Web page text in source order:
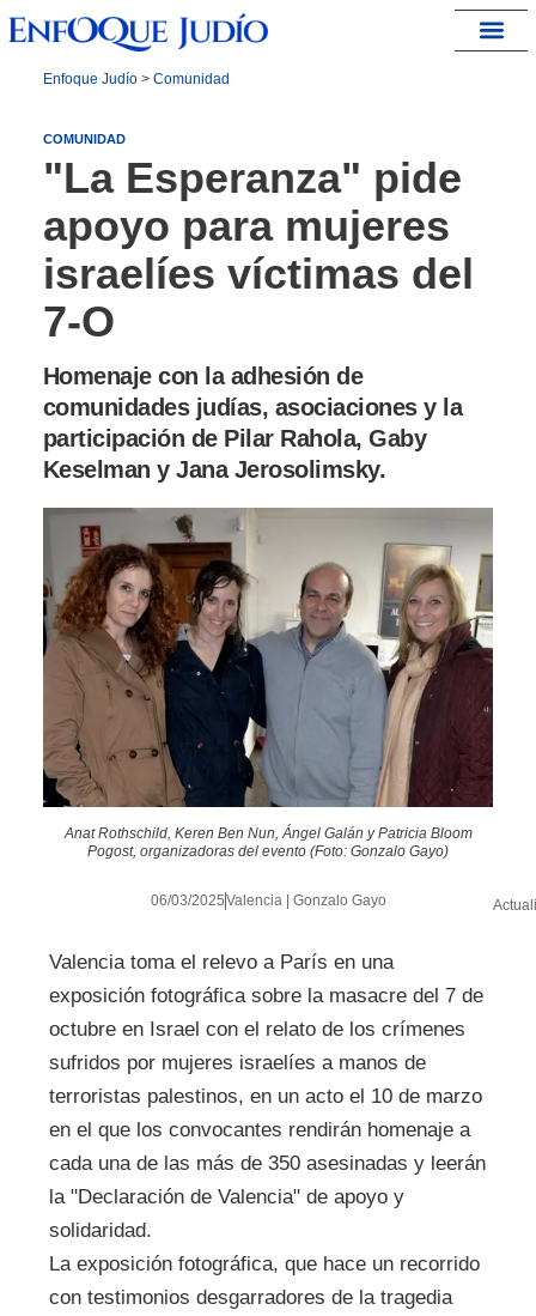
Enfoque Judío> Comunidad
COMUNIDAD
"La Esperanza" pide
apoyo para mujeres
israelíes víctimas del
7-O
Homenaje con la adhesión de
comunidades judías, asociaciones y la
participación de Pilar Rahola, Gaby
Keselman y Jana Jerosolimsky.
Anat Rothschild, Keren Ben Nun, Ángel Galán y Patricia Bloom
Pogost, organizadoras del evento (Foto: Gonzalo Gayo)
06/03/2025Valencia | Gonzalo Gayo
Valencia toma el relevo a París en una
exposición fotográfica sobre la masacre del 7 de
octubre en Israel con el relato de los crímenes
sufridos por mujeres israelíes a manos de
terroristas palestinos, en un acto el 10 de marzo
en el que los convocantes rendirán homenaje a
cada una de las más de 350 asesinadas y leerán
la "Declaración de Valencia" de apoyo y
solidaridad.
La exposición fotográfica, que hace un recorrido
con testimonios desgarradores de la tragedia